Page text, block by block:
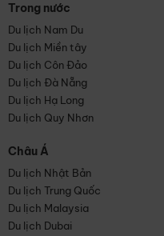
Trong nước
Du lịch Nam Du
Du lịch Miền tây
Du lịch Côn Đảo
Du lịch Đà Nẵng
Du lịch Hạ Long
Du lịch Quy Nhơn
Châu Á
Du lịch Nhật Bản
Du lịch Trung Quốc
Du lịch Malaysia
Du lịch Dubai